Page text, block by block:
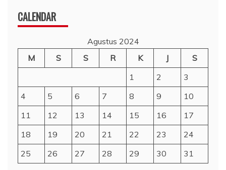
CALENDAR
Agustus 2024
M
S S R K J
S
1
2
3
4
5 6 7 8 9
10
11
12 13 14 15 16
17
18
19 20 21 22 23
24
25
26 27 28 29 30 31